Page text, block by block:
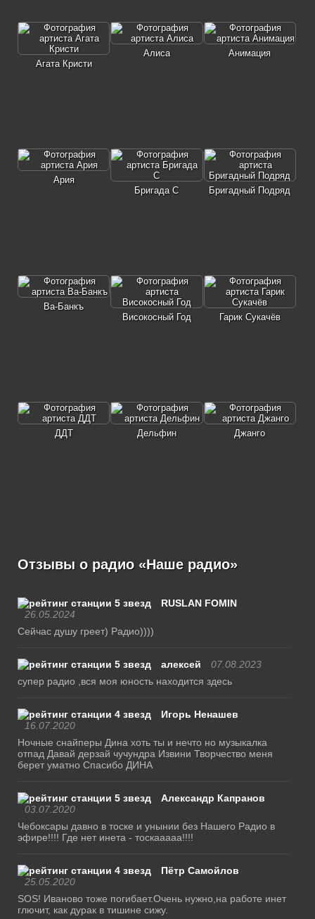
Агата Кристи
Алиса Анимация
Ария
Бригада С
Бригадный Подряд
Ва-Банкъ
Високосный Год
Гарик Сукачёв
ДДТ Дельфин Джанго
Отзывы о радио «Наше радио»
RUSLAN FOMIN
26.05.2024
Сейчас душу греет) Радио))))
алексей
07.08.2023
супер радио ,вся моя юность находится здесь
Игорь Ненашев
16.07.2020
Ночные снайперы Дина хоть ты и нечто но музыкалка
отпад Давай дерзай чучундра Извини Творчество меня
берет уматно Спасибо ДИНА
Александр Капранов
03.07.2020
Чебоксары давно в тоске и унынии без Нашего Радио в
эфире!!!! Где нет инета - тоскааааа!!!!
Пётр Самойлов
25.05.2020
SOS! Иваново тоже погибает.Очень нужно,на работе инет
глючит, как дурак в тишине сижу.